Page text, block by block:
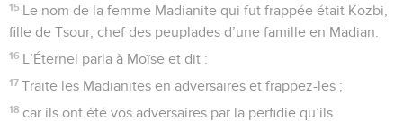
15 Le nom de la femme Madianite qui fut frappée était Kozbi,
fille de Tsour, chef des peuplades d’une famille en Madian.
16 L’Éternel parla à Moïse et dit :
17 Traite les Madianites en adversaires et frappez-les ;
18 car ils ont été vos adversaires par la perfidie qu’ils